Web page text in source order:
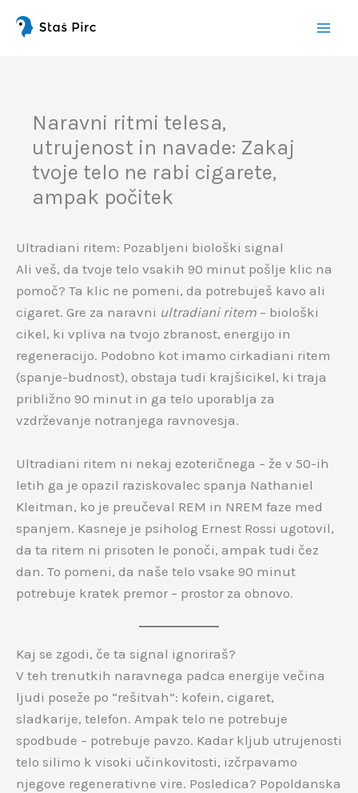
Naravni ritmi telesa,
utrujenost in navade: Zakaj
tvoje telo ne rabi cigarete,
ampak počitek
Ultradiani ritem: Pozabljeni biološki signal
Ali veš, da tvoje telo vsakih 90 minut pošlje klic na
pomoč? Ta klic ne pomeni, da potrebuješ kavo ali
cigaret. Gre za naravni ultradiani ritem – biološki
cikel, ki vpliva na tvojo zbranost, energijo in
regeneracijo. Podobno kot imamo cirkadiani ritem
(spanje-budnost), obstaja tudi krajšicikel, ki traja
približno 90 minut in ga telo uporablja za
vzdrževanje notranjega ravnovesja.
Ultradiani ritem ni nekaj ezoteričnega – že v 50-ih
letih ga je opazil raziskovalec spanja Nathaniel
Kleitman, ko je preučeval REM in NREM faze med
spanjem. Kasneje je psiholog Ernest Rossi ugotovil,
da ta ritem ni prisoten le ponoči, ampak tudi čez
dan. To pomeni, da naše telo vsake 90 minut
potrebuje kratek premor – prostor za obnovo.
Kaj se zgodi, če ta signal ignoriraš?
V teh trenutkih naravnega padca energije večina
ljudi poseže po “rešitvah”: kofein, cigaret,
sladkarije, telefon. Ampak telo ne potrebuje
spodbude – potrebuje pavzo. Kadar kljub utrujenosti
telo silimo k visoki učinkovitosti, izčrpavamo
njegove regenerativne vire. Posledica? Popoldanska